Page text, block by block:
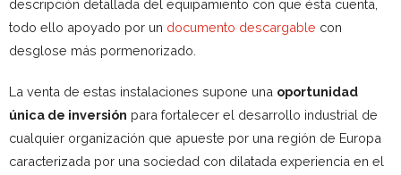
descripción detallada del equipamiento con que ésta cuenta,
todo ello apoyado por un documento descargable con
desglose más pormenorizado.
La venta de estas instalaciones supone una oportunidad
única de inversión para fortalecer el desarrollo industrial de
cualquier organización que apueste por una región de Europa
caracterizada por una sociedad con dilatada experiencia en el